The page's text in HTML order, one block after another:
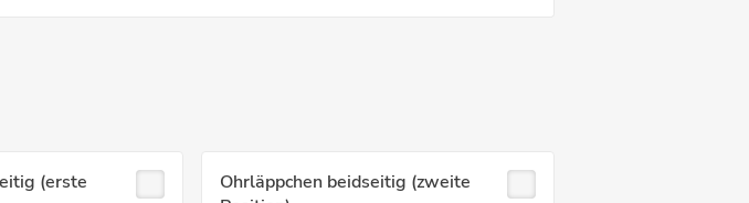
(erste
Ohrläppchen beidseitig (zweite